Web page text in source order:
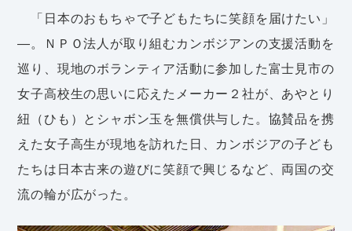
「日本のおもちゃで子どもたちに笑顔を届けたい」
―。ＮＰＯ法人が取り組むカンボジアンの支援活動を
巡り、現地のボランティア活動に参加した富士見市の
女子高校生の思いに応えたメーカー２社が、あやとり
紐（ひも）とシャボン玉を無償供与した。協賛品を携
えた女子高生が現地を訪れた日、カンボジアの子ども
たちは日本古来の遊びに笑顔で興じるなど、両国の交
流の輪が広がった。